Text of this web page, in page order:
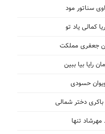
سناتور مود
کمالی یاد تو
جعفری مملکت
رایا بیا ببین
حسودی
باکری دختر شمالی
تنها